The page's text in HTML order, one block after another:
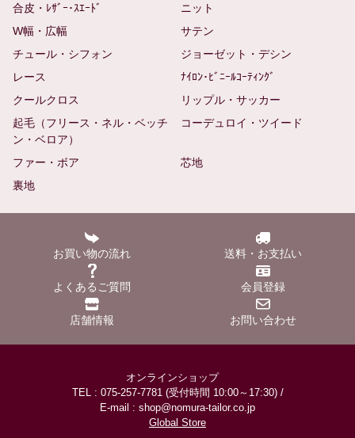
合皮・ﾚｻﾞｰ･ｽｴｰﾄﾞ
ニット
W幅・広幅
サテン
チュール・シフォン
ジョーゼット・デシン
レース
ﾅｲﾛﾝ･ﾋﾞﾆｰﾙｺｰﾃｨﾝｸﾞ
クールクロス
リップル・サッカー
起毛（フリース・ネル・ベッチ
ン・ベロア）
コーデュロイ・ツイード
ファー・ボア
芯地
裏地
お買い物の流れ 送料・お支払い
よくあるご質問 会員登録
店舗情報 お問い合わせ
オンラインショップ
TEL : 075-257-7781 (受付時間 10:00～17:30) /
E-mail : shop@nomura-tailor.co.jp
Global Store